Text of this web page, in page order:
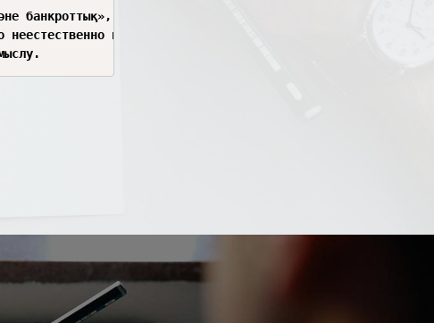
банкроттық», а не «Банкрот және оңалту».
и официально правильнее было бы